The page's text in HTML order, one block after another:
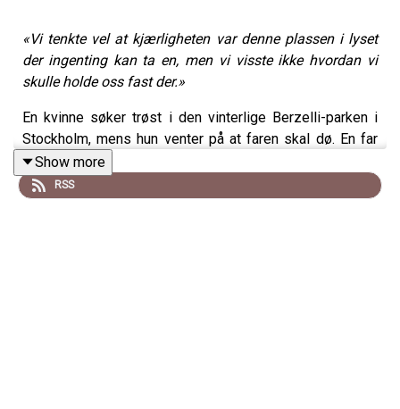
«Vi tenkte vel at kjærligheten var denne plassen i lyset
der ingenting kan ta en, men vi visste ikke hvordan vi
skulle holde oss fast der.»
En kvinne søker trøst i den vinterlige Berzelli-parken i
Stockholm, mens hun venter på at faren skal dø. En far
som aldri var mye til far. Hvor mye kan man tilgi en
alkoholisert pappa? Hovedpersonen Nina Stjärne minnes
en familie fylt av tapere og opphøyde enere, hvor nesten
Show more
RSS